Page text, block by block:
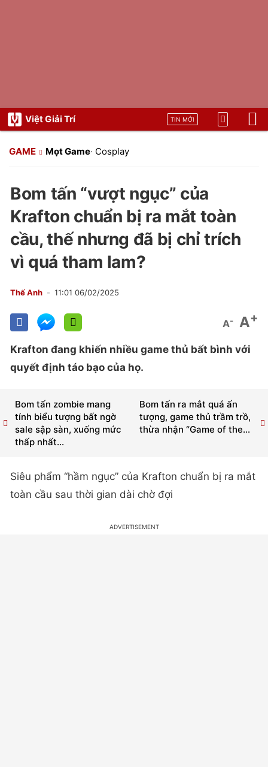
Việt Giải Trí TIN MỚI
GAME Mọt Game· Cosplay
Bom tấn “vượt ngục” của
Krafton chuẩn bị ra mắt toàn
cầu, thế nhưng đã bị chỉ trích
vì quá tham lam?
Thế Anh 11:01 06/02/2025
A- A+
Krafton đang khiến nhiều game thủ bất bình với
quyết định táo bạo của họ.
Bom tấn ra mắt quá ấn
tượng, game thủ trầm trồ,
thừa nhận “Game of the...
Bom tấn zombie mang
tính biểu tượng bất ngờ
sale sập sàn, xuống mức
thấp nhất...
Siêu phẩm “hầm ngục” của Krafton chuẩn bị ra mắt
toàn cầu sau thời gian dài chờ đợi